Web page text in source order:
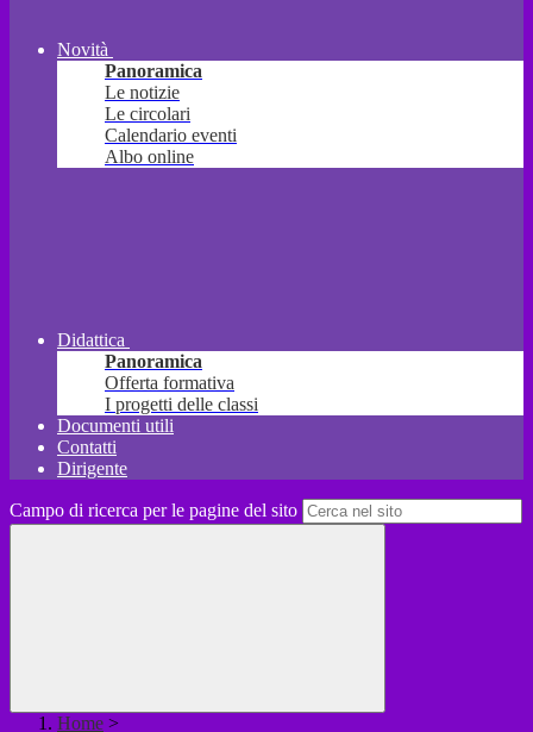
Novità
Panoramica
Le notizie
Le circolari
Calendario eventi
Albo online
Didattica
Panoramica
Offerta formativa
I progetti delle classi
Documenti utili
Contatti
Dirigente
Campo di ricerca per le pagine del sito
Home >